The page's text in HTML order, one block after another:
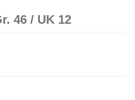
46 / UK 12